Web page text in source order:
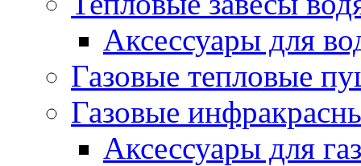
Аксессуары для
Газовые тепловые
Газовые
Аксессуары для